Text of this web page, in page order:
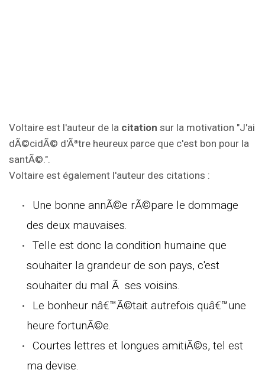
Voltaire est l'auteur de la citation sur la motivation "J'ai
dÃ©cidÃ© d'Ãªtre heureux parce que c'est bon pour la
santÃ©.".
Voltaire est également l'auteur des citations :
Une bonne annÃ©e rÃ©pare le dommage
des deux mauvaises.
Telle est donc la condition humaine que
souhaiter la grandeur de son pays, c'est
souhaiter du mal Ã ses voisins.
Le bonheur nâ€™Ã©tait autrefois quâ€™une
heure fortunÃ©e.
Courtes lettres et longues amitiÃ©s, tel est
ma devise.